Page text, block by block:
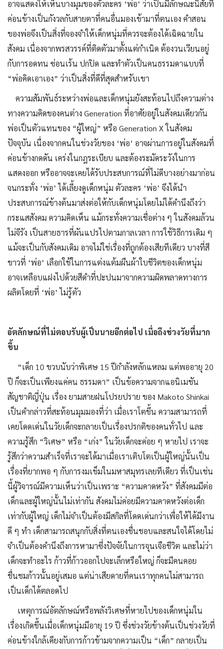
อาจแสดงให้เห็นบางมุมของตัวละคร ‘พ่อ’ ว่าเป็นมีลักษณะนิสัยที่
ค่อนข้างเป็นกังวลกับสายตาที่คนอื่นมองเข้ามาที่ตนเอง คําสอน
ของพ่อจึงเป็นสิ่งที่จองจําให้เด็กหนุ่มที่ควรจะต้องได้เฉิดฉายใน
สังคม เนื่องจากพรสวรรค์ที่ติดตัวมาตั้งแต่กําเนิด ต้องวนเวียนอยู่
กับการอดทน ซ่อนเร้น ปกปิด และทําตัวเป็นคนธรรมดาแบบที่
“พ่อคิดเอาเอง” ว่าเป็นสิ่งที่ดีที่สุดสําหรับเขา
ความสัมพันธ์ระหว่างพ่อและเด็กหนุ่มยังสะท้อนไปถึงความต่าง
ทางความคิดของคนต่าง Generation ที่อาศัยอยู่ในสังคมเดียวกัน
พ่อเป็นตัวแทนของ “ผู้ใหญ่” หรือ Generation X ในสังคม
ปัจจุบัน เนื่องจากคนในช่วงวัยของ ‘พ่อ’ อาจผ่านการอยู่ในสังคมที่
ค่อนข้างกดดัน เคร่งในกฎระเบียบ และต้องระมัดระวังในการ
แสดงออก หรืออาจจะเคยได้รับประสบการณ์ที่ไม่ดีบางอย่างมาก่อน
จนกระทั่ง ‘พ่อ’ ได้เลี้ยงดูเด็กหนุ่ม ตัวละคร ‘พ่อ’ จึงได้นำ
ประสบการณ์ข้างต้นมาส่งต่อให้กับเด็กหนุ่มโดยไม่ได้คํานึงถึงว่า
กระแสสังคม ความคิดเห็น แม้กระทั่งความเชื่อต่าง ๆ ในสังคมล้วน
ไม่จีรัง เป็นสายธารที่ผันแปรไปตามกาลเวลา การใช้วิธีการเดิม ๆ
แม้จะเป็นกับสังคมเดิม อาจไม่ใช่เรื่องที่ถูกต้องเสียทีเดียว บางที่สี
ขาวที่ ‘พ่อ’ เลือกใช้ในการแต่งแต้มผืนผ้าใบชีวิตของเด็กหนุ่ม
อาจเหลือบแฝงไปด้วยสีดำที่ปะปนมาจากความผิดพลาดทางการ
ผลิตโดยที่ ‘พ่อ’ ไม่รู้ตัว
อัตลักษณ์ที่ไม่ตอบรับผู้เป็นนายอีกต่อไป เมื่อถึงช่วงวัยที่มาก
ขึ้น
“เด็ก 10 ขวบนับว่าพิเศษ 15 ปีกําลังหลักแหลม แต่พออายุ 20
ปี ก็จะเป็นเพียงแค่คน ธรรมดา” เป็นข้อความจากแอนิเมชัน
สัญชาติญี่ปุ่น เรื่อง ยามสายฝนโปรยปราย ของ Makoto Shinkai
เป็นคำกล่าวที่สะท้อนมุมมองที่ว่า เมื่อเราโตขึ้น ความสามารถที่
เคยโดดเด่นในวัยเด็กจะกลายเป็นเรื่องปรกติของคนทั่วไป และ
ความรู้สึก “วิเศษ” หรือ “เก่ง” ในวัยเด็กจะค่อย ๆ หายไป เราจะ
รู้สึกว่าความสำเร็จที่เราจะได้มาเมื่อเราเติบโตเป็นผู้ใหญ่นั้นเป็น
เรื่องที่ยากพอ ๆ กับการงมเข็มในมหาสมุทรเลยทีเดียว ที่เป็นเช่น
นี้ผู้วิจารณ์มีความเห็นว่าเป็นเพราะ “ความคาดหวัง” ที่สังคมมีต่อ
เด็กและผู้ใหญ่นั้นไม่เท่ากัน สังคมไม่ค่อยมีความคาดหวังต่อเด็ก
เท่ากับผู้ใหญ่ เด็กไม่จำเป็นต้องมีสกิลที่โดดเด่นกว่าเพื่อให้ได้มีงาน
ดี ๆ ทำ เด็กสามารถสนุกกับสิ่งที่ตนเองชื่นชอบและสนใจได้โดยไม่
จำเป็นต้องคำนึงถึงการหามาซึ่งปัจจัยในการจุนเจือชีวิต และไม่ว่า
เด็กจะทำอะไร ก้าวที่ก้าวออกไปจะเล็กหรือใหญ่ ก็จะมีคนคอย
ชื่นชมก้าวนั้นอยู่เสมอ แต่น่าเสียดายที่คนเราทุกคนไม่สามารถ
เป็นเด็กได้ตลอดไป
เหตุการณ์อัตลักษณ์หรือพลังวิเศษที่หายไปของเด็กหนุ่มใน
เรื่องเกิดขึ้นเมื่อเด็กหนุ่มมีอายุ 19 ปี ซึ่งช่วงวัยข้างต้นเป็นช่วงวัยที่
ค่อนข้างใกล้เคียงกับการก้าวข้ามจากความเป็น “เด็ก” กลายเป็น